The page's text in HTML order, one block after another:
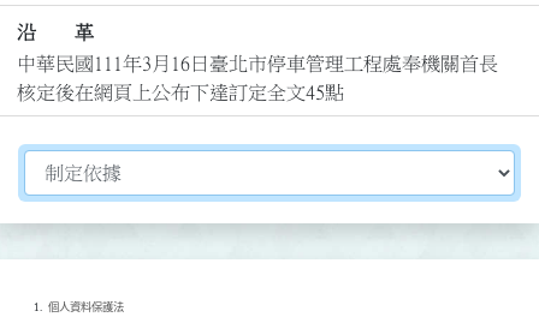
沿 革
中華民國111年3月16日臺北市停車管理工程處奉機關首長
核定後在網頁上公布下達訂定全文45點
切換選擇法規資訊內容
個人資料保護法